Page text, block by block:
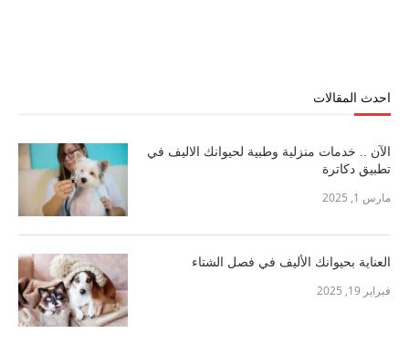
احدث المقالات
الآن .. خدمات منزلية وطبية لحيوانك الاليف في
تطبيق دكاترة
مارس 1, 2025
العناية بحيوانك الأليف في فصل الشتاء
فبراير 19, 2025